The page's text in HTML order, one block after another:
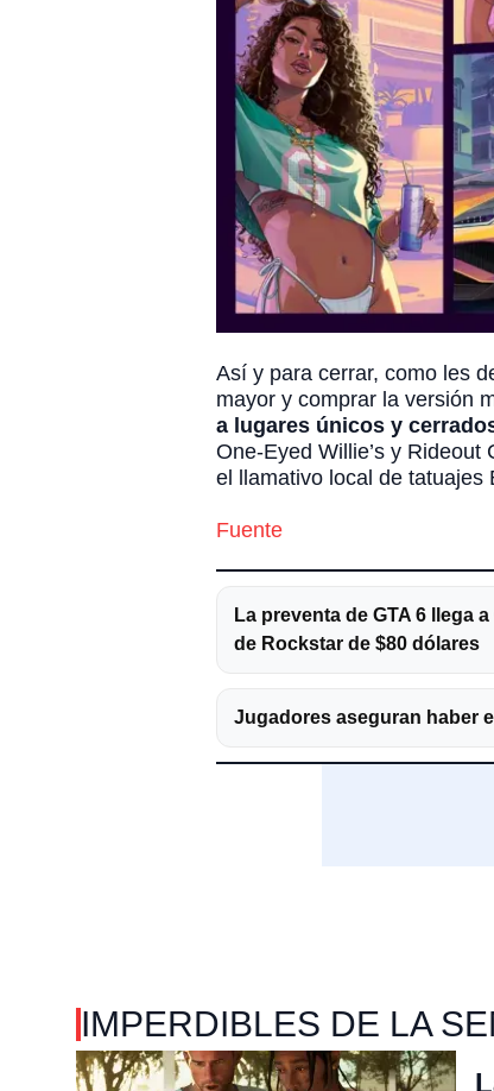
Así y para cerrar, como les
mayor y comprar la versión
a lugares únicos y
One-Eyed Willie’s y
el llamativo local de tatuajes
Fuente
La preventa de GTA 6 llega
de Rockstar de $80 dólares
Jugadores aseguran haber
IMPERDIBLES DE LA